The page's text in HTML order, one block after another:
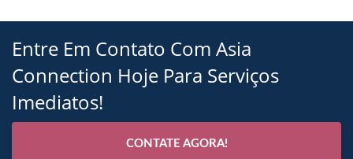
Entre Em Contato Com Asia
Connection Hoje Para Serviços
Imediatos!
CONTATE AGORA!